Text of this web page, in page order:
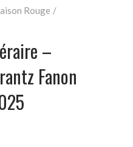
Rouge
–
Fanon